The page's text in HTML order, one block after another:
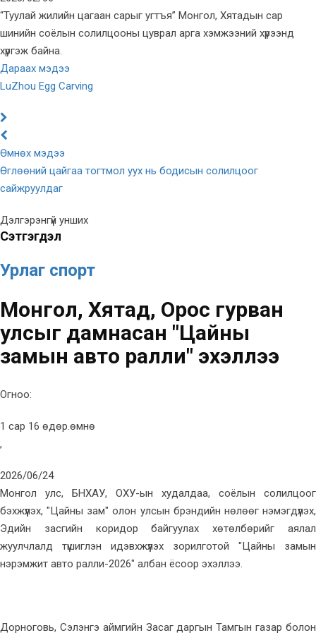
“Туулай жилийн цагаан сарыг угтъя” Монгол, Хятадын сар
шинийн соёлын солилцооны цуврал арга хэмжээний хүрээнд
хүргэж байна.
Дараах мэдээ
LuZhou Egg Carving
Өмнөх мэдээ
Өглөөний цайгаа тогтмол уух нь бодисын солилцоог
сайжруулдаг
Дэлгэрэнгүй унших
Сэтгэгдэл
Урлаг спорт
Монгол, Хятад, Орос гурван
улсыг дамнасан "Цайны
замын авто ралли" эхэллээ
Огноо:
1 сар 16 өдөр.өмнө
,
2026/06/24
Монгол улс, БНХАУ, ОХУ-ын худалдаа, соёлын солилцоог
бэхжүүлэх, "Цайны зам" олон улсын брэндийн нөлөөг нэмэгдүүлэх,
Эдийн засгийн коридор байгуулах хөтөлбөрийг аялал
жуулчлалд түшиглэн идэвхжүүлэх зорилготой "Цайны замын
нэрэмжит авто ралли-2026" албан ёсоор эхэллээ.
Дорноговь, Сэлэнгэ аймгийн Засаг даргын Тамгын газар болон